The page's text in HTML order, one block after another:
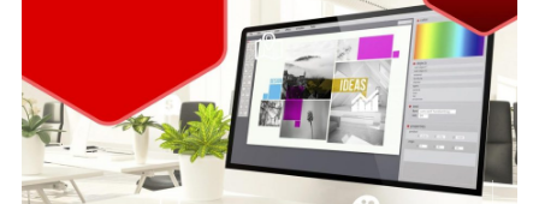
BRAND IDENTITY